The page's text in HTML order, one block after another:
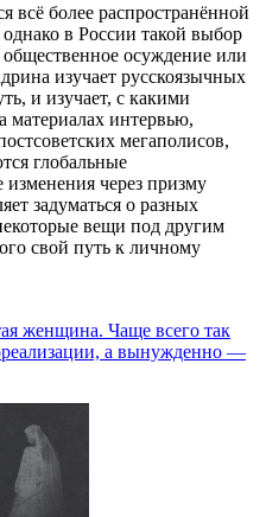
всё более распространённой
в России такой выбор
осуждение или
изучает русскоязычных
и изучает, с какими
материалах интервью,
мегаполисов,
глобальные
через призму
задуматься о разных
вещи под другим
свой путь к личному
женщина. Чаще всего так
а вынужденно —